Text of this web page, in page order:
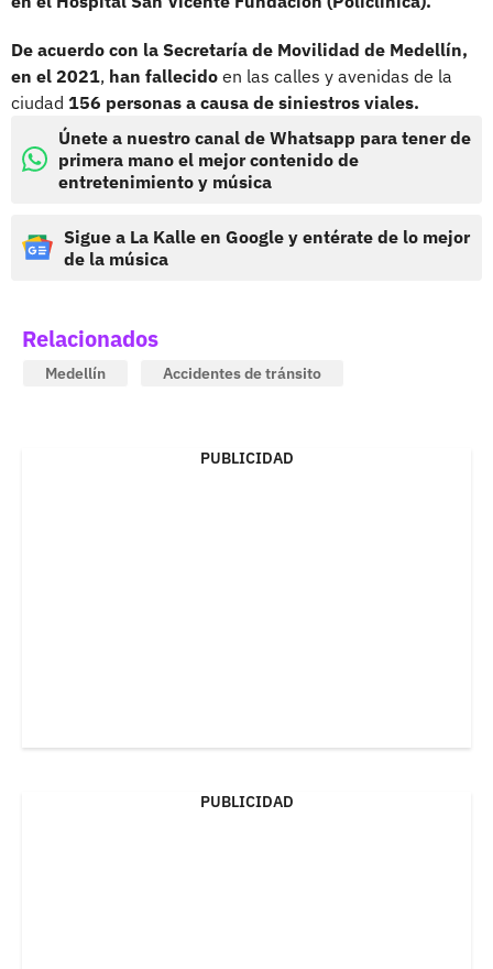
De acuerdo con la Secretaría de Movilidad de Medellín,
en el 2021, han fallecido en las calles y avenidas de la
ciudad 156 personas a causa de siniestros viales.
Únete a nuestro canal de Whatsapp para tener de
primera mano el mejor contenido de
entretenimiento y música
Sigue a La Kalle en Google y entérate de lo mejor
de la música
Relacionados
Medellín Accidentes de tránsito
PUBLICIDAD
PUBLICIDAD